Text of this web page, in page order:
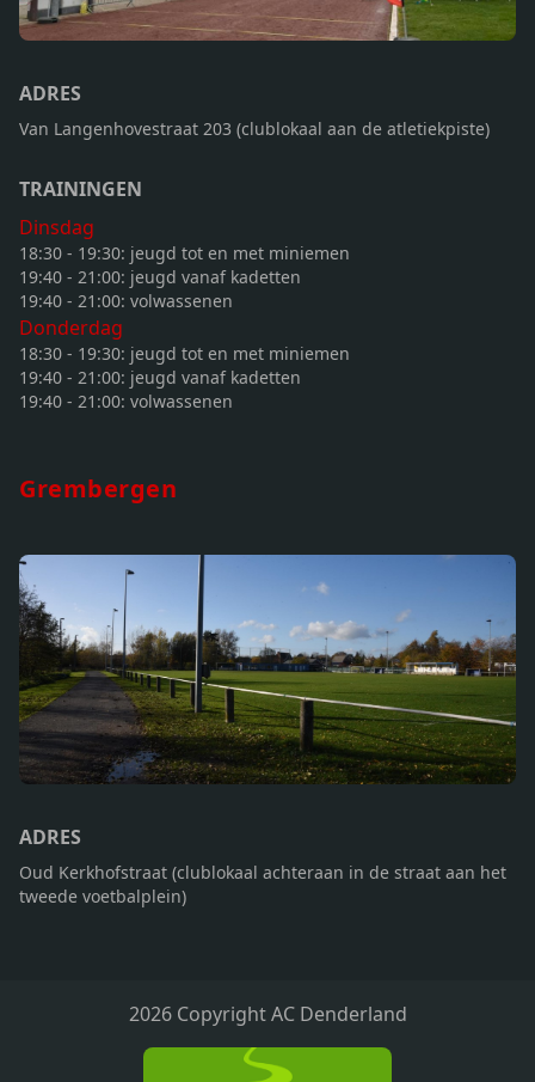
ADRES
Van Langenhovestraat 203 (clublokaal aan de atletiekpiste)
TRAININGEN
Dinsdag
18:30 - 19:30: jeugd tot en met miniemen
19:40 - 21:00: jeugd vanaf kadetten
19:40 - 21:00: volwassenen
Donderdag
18:30 - 19:30: jeugd tot en met miniemen
19:40 - 21:00: jeugd vanaf kadetten
19:40 - 21:00: volwassenen
Grembergen
ADRES
Oud Kerkhofstraat (clublokaal achteraan in de straat aan het
tweede voetbalplein)
2026 Copyright AC Denderland